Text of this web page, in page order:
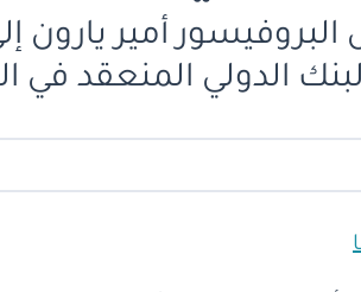
أمير يارون
الدولي المنعقد في